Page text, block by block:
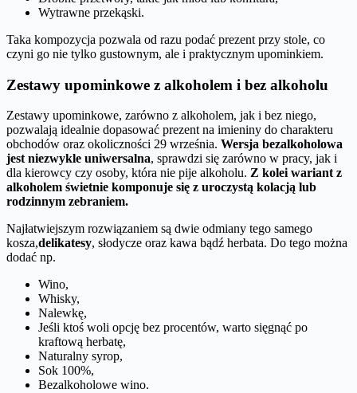
Wytrawne przekąski.
Taka kompozycja pozwala od razu podać prezent przy stole, co
czyni go nie tylko gustownym, ale i praktycznym upominkiem.
Zestawy upominkowe z alkoholem i bez alkoholu
Zestawy upominkowe, zarówno z alkoholem, jak i bez niego,
pozwalają idealnie dopasować prezent na imieniny do charakteru
obchodów oraz okoliczności 29 września. Wersja bezalkoholowa
jest niezwykle uniwersalna, sprawdzi się zarówno w pracy, jak i
dla kierowcy czy osoby, która nie pije alkoholu. Z kolei wariant z
alkoholem świetnie komponuje się z uroczystą kolacją lub
rodzinnym zebraniem.
Najłatwiejszym rozwiązaniem są dwie odmiany tego samego
kosza,delikatesy, słodycze oraz kawa bądź herbata. Do tego można
dodać np.
Wino,
Whisky,
Nalewkę,
Jeśli ktoś woli opcję bez procentów, warto sięgnąć po
kraftową herbatę,
Naturalny syrop,
Sok 100%,
Bezalkoholowe wino.